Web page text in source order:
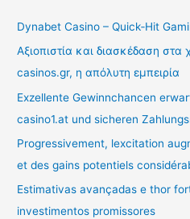
Dynabet Casino – Quick‑Hit
Αξιοπιστία και διασκέδαση
casinos.gr, η απόλυτη εμπειρία
Exzellente Gewinnchancen
casino1.at und sicheren
Progressivement, lexcitation
et des gains potentiels
Estimativas avançadas e thor
investimentos promissores